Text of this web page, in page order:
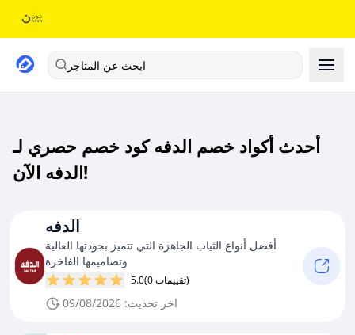
ابحث عن المتاجر
أحدث أكواد خصم الدفه كود خصم حصري لـ
الدفه الآن!
الدفه
أفضل أنواع الثياب الجاهزة التي تتميز بجودتها العالية
وتصاميمها الفاخرة
5.0 (0 تقييمات)
اخر تحديث: 09/08/2026